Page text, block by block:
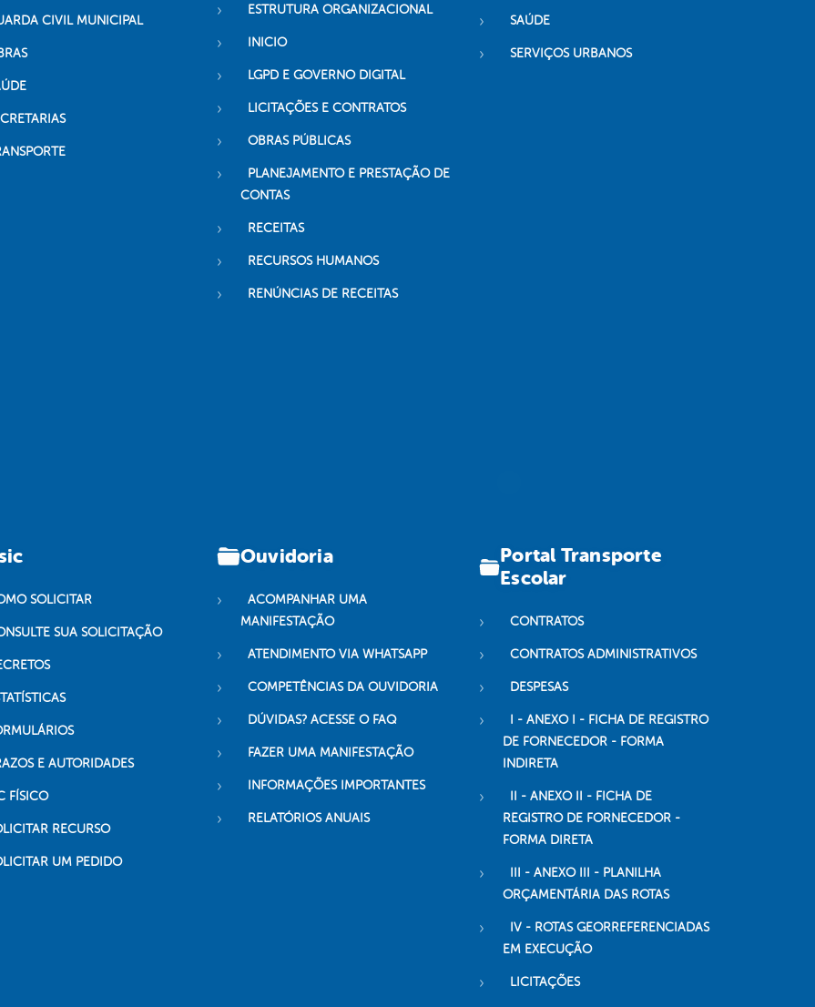
CIVIL MUNICIPAL
ESTRUTURA ORGANIZACIONAL
INICIO
LGPD E GOVERNO DIGITAL
LICITAÇÕES E CONTRATOS
OBRAS PÚBLICAS
PLANEJAMENTO E PRESTAÇÃO DE
CONTAS
RECEITAS
RECURSOS HUMANOS
RENÚNCIAS DE RECEITAS
SAÚDE
SERVIÇOS URBANOS
SOLICITAR
SUA SOLICITAÇÃO
E AUTORIDADES
FÍSICO
RECURSO
UM PEDIDO
Ouvidoria
ACOMPANHAR UMA
MANIFESTAÇÃO
ATENDIMENTO VIA WHATSAPP
COMPETÊNCIAS DA OUVIDORIA
DÚVIDAS? ACESSE O FAQ
FAZER UMA MANIFESTAÇÃO
INFORMAÇÕES IMPORTANTES
RELATÓRIOS ANUAIS
Portal Transporte
Escolar
CONTRATOS
CONTRATOS ADMINISTRATIVOS
DESPESAS
I - ANEXO I - FICHA DE REGISTRO
DE FORNECEDOR - FORMA
INDIRETA
II - ANEXO II - FICHA DE
REGISTRO DE FORNECEDOR -
FORMA DIRETA
III - ANEXO III - PLANILHA
ORÇAMENTÁRIA DAS ROTAS
IV - ROTAS GEORREFERENCIADAS
EM EXECUÇÃO
LICITAÇÕES